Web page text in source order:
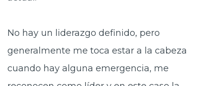
No hay un liderazgo definido, pero
generalmente me toca estar a la cabeza
cuando hay alguna emergencia, me